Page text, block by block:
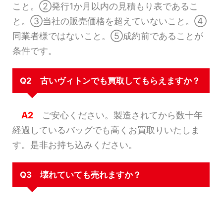
こと。②発行1か月以内の見積もり表であるこ
と。③当社の販売価格を超えていないこと。④
同業者様ではないこと。⑤成約前であることが
条件です。
Q2 古いヴィトンでも買取してもらえますか？
A2 ご安心ください。製造されてから数十年
経過しているバッグでも高くお買取りいたしま
す。是非お持ち込みください。
Q3 壊れていても売れますか？